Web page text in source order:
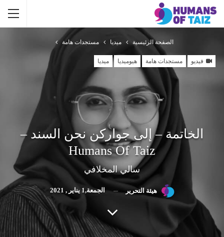
الصفحة الرئيسية ميديا مستجدات هامة
فيديو مستجدات هامة هيوميديا ميديا
الخاتمة – إلى جواركن نحن السند –
Humans Of Taiz
سالي المخلافي
هيئة التحرير الجمعة,1 يناير , 2021